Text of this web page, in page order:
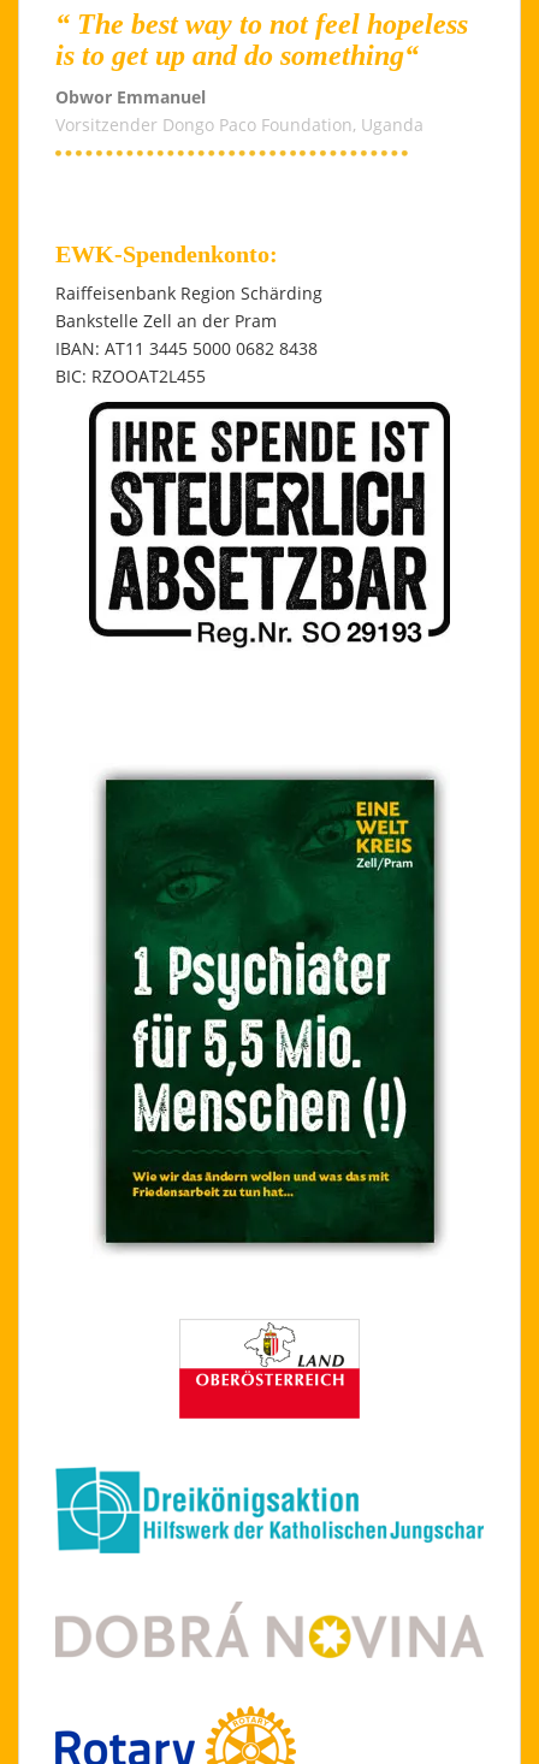
“ The best way to not feel hopeless
is to get up and do something“
Obwor Emmanuel
Vorsitzender Dongo Paco Foundation, Uganda
EWK-Spendenkonto:
Raiffeisenbank Region Schärding
Bankstelle Zell an der Pram
IBAN: AT11 3445 5000 0682 8438
BIC: RZOOAT2L455